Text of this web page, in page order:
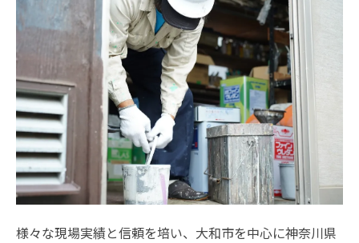
様々な現場実績と信頼を培い、大和市を中心に神奈川県